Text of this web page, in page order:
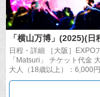
「横山万博」(2025)(
日程・詳細 ［大阪］EXPO
「Matsuri」 チケット代金
大人（18歳以上）：6,000